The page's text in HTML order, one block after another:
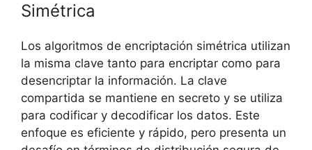
Simétrica
Los algoritmos de encriptación simétrica utilizan
la misma clave tanto para encriptar como para
desencriptar la información. La clave
compartida se mantiene en secreto y se utiliza
para codificar y decodificar los datos. Este
enfoque es eficiente y rápido, pero presenta un